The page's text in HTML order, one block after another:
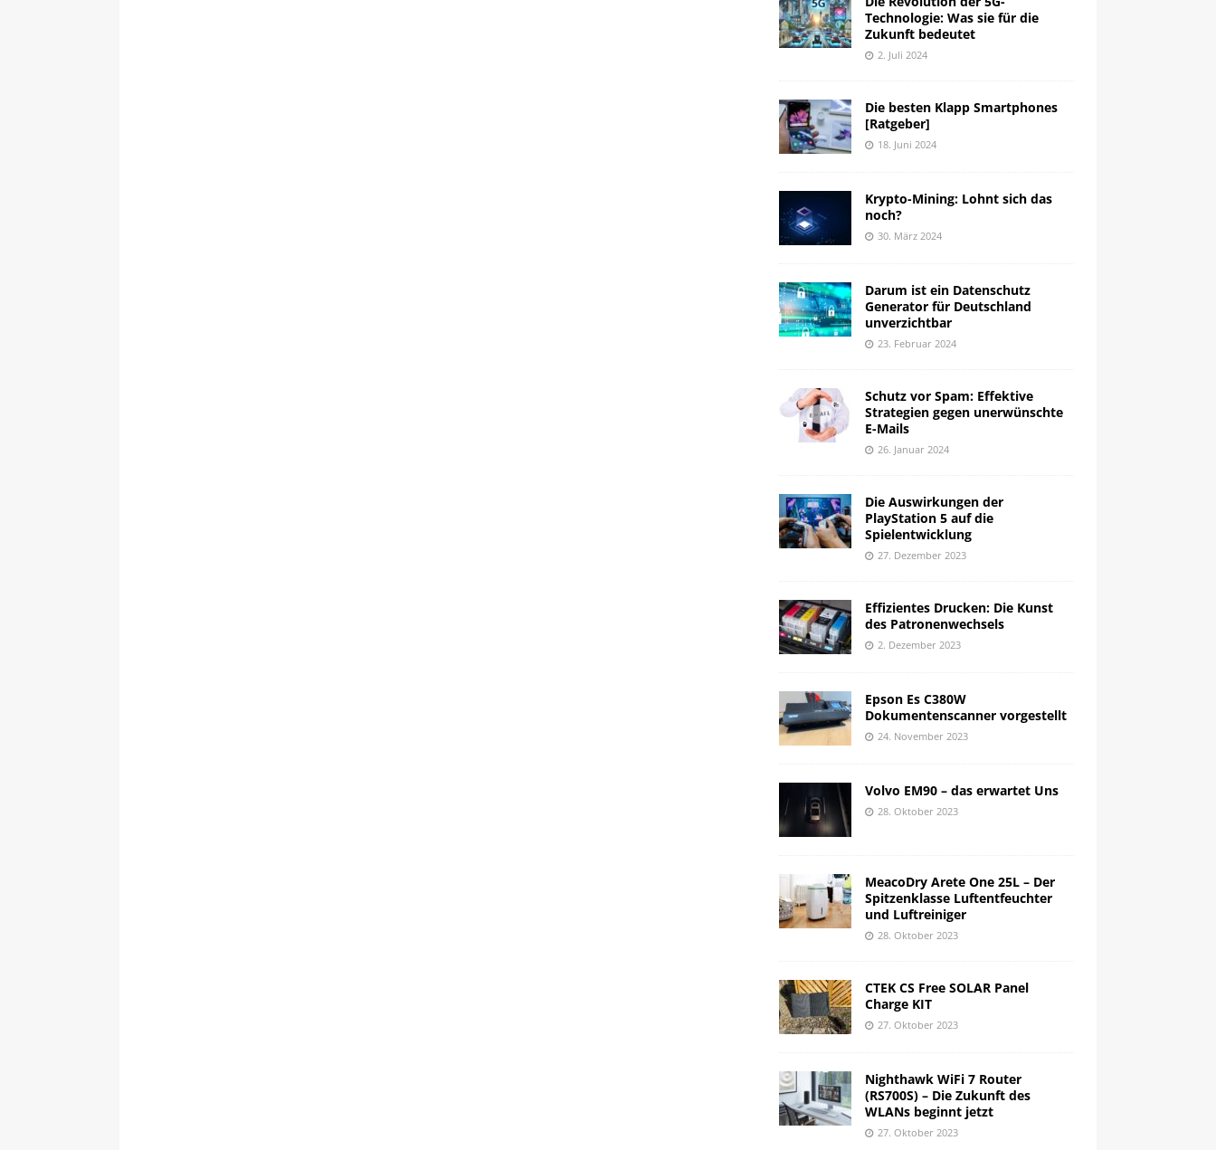
Technologie: Was sie für die
Zukunft bedeutet
2. Juli 2024
Die besten Klapp Smartphones
[Ratgeber]
18. Juni 2024
Krypto-Mining: Lohnt sich das
noch?
30. März 2024
Darum ist ein Datenschutz
Generator für Deutschland
unverzichtbar
23. Februar 2024
Schutz vor Spam: Effektive
Strategien gegen unerwünschte
E-Mails
26. Januar 2024
Die Auswirkungen der
PlayStation 5 auf die
Spielentwicklung
27. Dezember 2023
Effizientes Drucken: Die Kunst
des Patronenwechsels
2. Dezember 2023
Epson Es C380W
Dokumentenscanner vorgestellt
24. November 2023
Volvo EM90 – das erwartet Uns
28. Oktober 2023
MeacoDry Arete One 25L – Der
Spitzenklasse Luftentfeuchter
und Luftreiniger
28. Oktober 2023
CTEK CS Free SOLAR Panel
Charge KIT
27. Oktober 2023
Nighthawk WiFi 7 Router
(RS700S) – Die Zukunft des
WLANs beginnt jetzt
27. Oktober 2023